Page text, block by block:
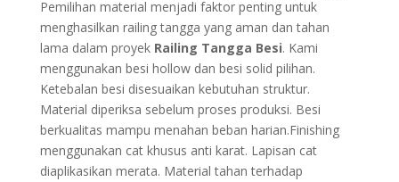
Pemilihan material menjadi faktor penting untuk
menghasilkan railing tangga yang aman dan tahan
lama dalam proyek Railing Tangga Besi. Kami
menggunakan besi hollow dan besi solid pilihan.
Ketebalan besi disesuaikan kebutuhan struktur.
Material diperiksa sebelum proses produksi. Besi
berkualitas mampu menahan beban harian.Finishing
menggunakan cat khusus anti karat. Lapisan cat
diaplikasikan merata. Material tahan terhadap